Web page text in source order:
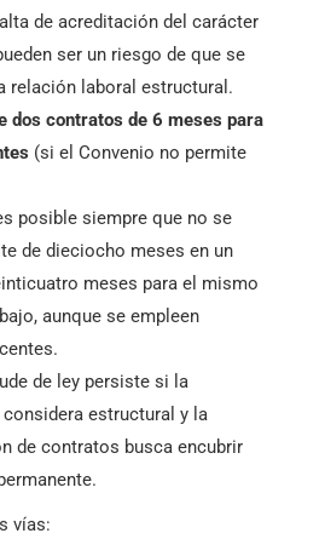
de acreditación del carácter
ser un riesgo de que se
relación laboral estructural.
dos contratos de 6 meses para
(si el Convenio no permite
posible siempre que no se
de dieciocho meses en un
meses para el mismo
aunque se empleen
de ley persiste si la
estructural y la
de contratos busca encubrir
vías: